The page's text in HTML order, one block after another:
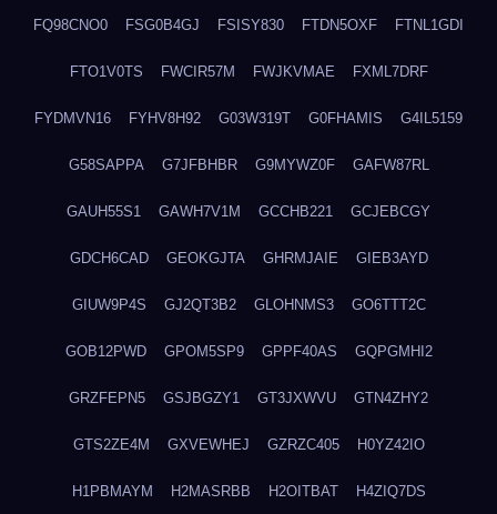
FQ98CNO0 FSG0B4GJ FSISY830 FTDN5OXF FTNL1GDI
FTO1V0TS FWCIR57M FWJKVMAE FXML7DRF
FYDMVN16 FYHV8H92 G03W319T G0FHAMIS G4IL5159
G58SAPPA G7JFBHBR G9MYWZ0F GAFW87RL
GAUH55S1 GAWH7V1M GCCHB221 GCJEBCGY
GDCH6CAD GEOKGJTA GHRMJAIE GIEB3AYD
GIUW9P4S GJ2QT3B2 GLOHNMS3 GO6TTT2C
GOB12PWD GPOM5SP9 GPPF40AS GQPGMHI2
GRZFEPN5 GSJBGZY1 GT3JXWVU GTN4ZHY2
GTS2ZE4M GXVEWHEJ GZRZC405 H0YZ42IO
H1PBMAYM H2MASRBB H2OITBAT H4ZIQ7DS